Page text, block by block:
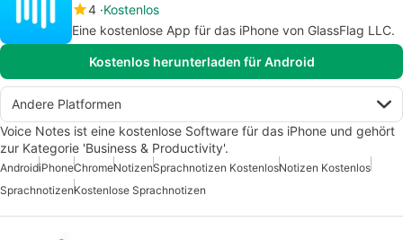
4 Kostenlos
Eine kostenlose App für das iPhone von GlassFlag LLC.
Kostenlos herunterladen für Android
Andere Platformen
Voice Notes ist eine kostenlose Software für das iPhone und gehört
zur Kategorie 'Business & Productivity'.
AndroidiPhoneChromeNotizenSprachnotizen KostenlosNotizen Kostenlos
SprachnotizenKostenlose Sprachnotizen